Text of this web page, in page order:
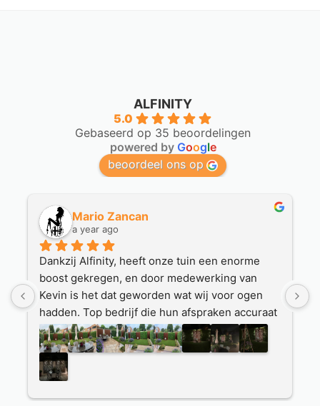
ALFINITY
5.0
Gebaseerd op 35 beoordelingen
powered by Google
beoordeel ons op
Martin
a year ago
Houten plantenbakken hier besteld.
Hierbij werden we goed geholpen.
Duidelijke communicatie en goede afspraken
die werden nagekomen.
Mooie plantenbakken zijn geleverd door een
nette transporteur.
deze service gerichte firma kan bestellen.